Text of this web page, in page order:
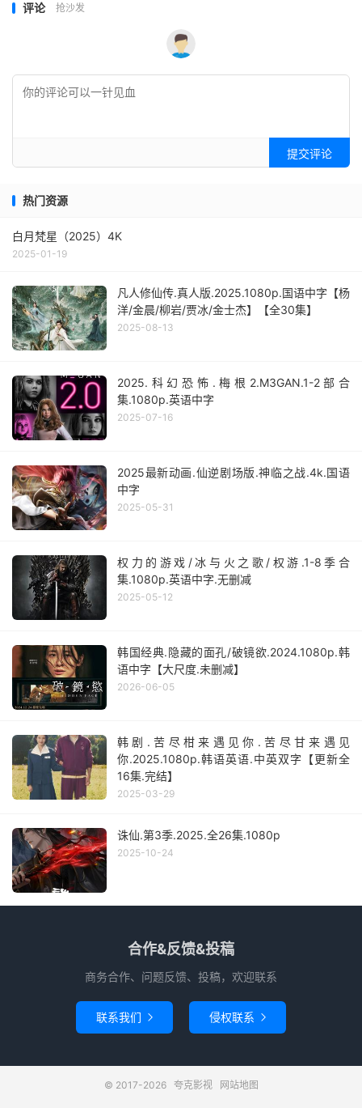
评论 抢沙发
提交评论
热门资源
白月梵星（2025）4K
2025-01-19
凡人修仙传.真人版.2025.1080p.国语中字【杨
洋/金晨/柳岩/贾冰/金士杰】【全30集】
2025-08-13
2025.科幻恐怖.梅根2.M3GAN.1-2部合
集.1080p.英语中字
2025-07-16
2025最新动画.仙逆剧场版.神临之战.4k.国语
中字
2025-05-31
权力的游戏/冰与火之歌/权游.1-8季合
集.1080p.英语中字.无删减
2025-05-12
韩国经典.隐藏的面孔/破镜欲.2024.1080p.韩
语中字【大尺度.未删减】
2026-06-05
韩剧.苦尽柑来遇见你.苦尽甘来遇见
你.2025.1080p.韩语英语.中英双字【更新全
16集.完结】
2025-03-29
诛仙.第3季.2025.全26集.1080p
2025-10-24
合作&反馈&投稿
商务合作、问题反馈、投稿，欢迎联系
联系我们  侵权联系 
© 2017-2026 夸克影视 网站地图